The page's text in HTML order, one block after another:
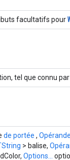
facultatifs pour
tel que connu
de portée ,
> balise,
Options...